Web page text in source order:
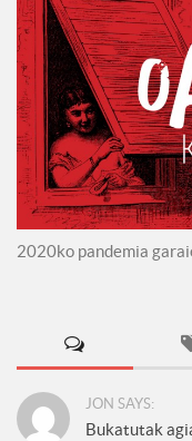
2020ko pandemia
JON SAYS:
Bukatutak